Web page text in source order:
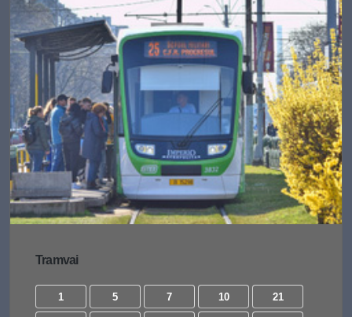
Tramvai
1 5 7 10 21